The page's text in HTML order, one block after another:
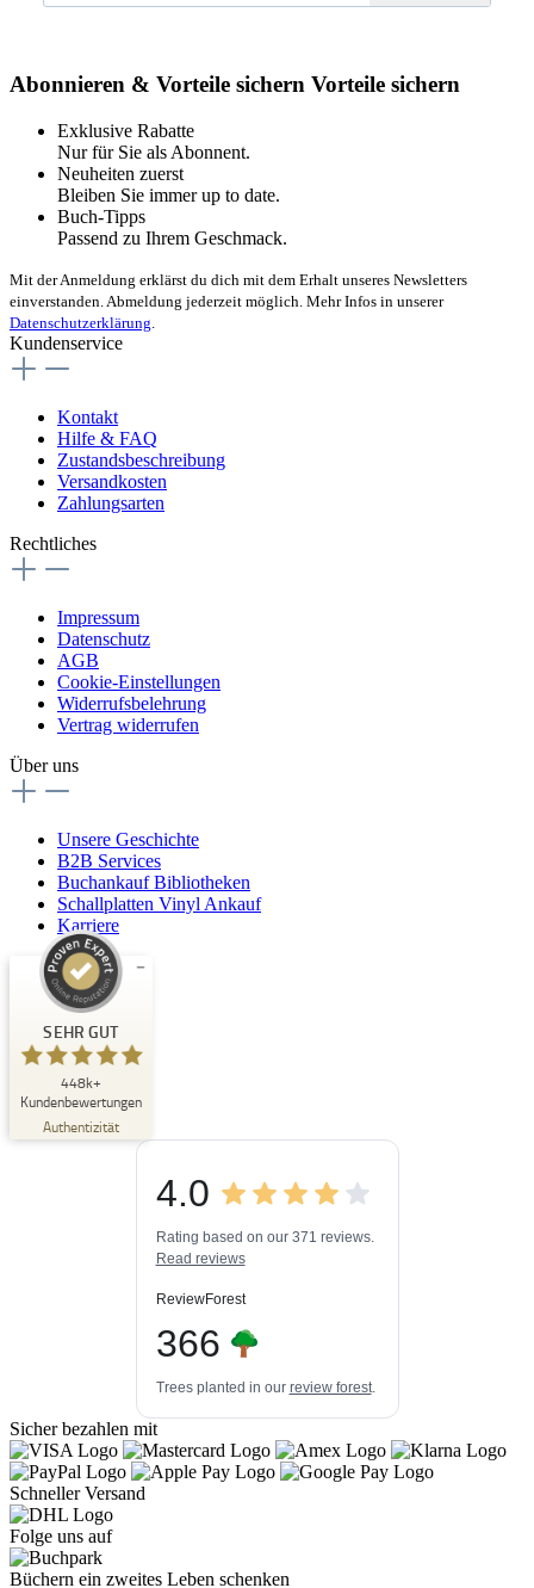
Abonnieren & Vorteile sichern Vorteile sichern
Exklusive Rabatte
Nur für Sie als Abonnent.
Neuheiten zuerst
Bleiben Sie immer up to date.
Buch-Tipps
Passend zu Ihrem Geschmack.
Mit der Anmeldung erklärst du dich mit dem Erhalt unseres Newsletters
einverstanden. Abmeldung jederzeit möglich. Mehr Infos in unserer
Datenschutzerklärung.
Kundenservice
Kontakt
Hilfe & FAQ
Zustandsbeschreibung
Versandkosten
Zahlungsarten
Rechtliches
Impressum
Datenschutz
AGB
Cookie-Einstellungen
Widerrufsbelehrung
Vertrag widerrufen
Über uns
Unsere Geschichte
B2B Services
Buchankauf Bibliotheken
Schallplatten Vinyl Ankauf
Karriere
SEHR GUT
448k+
Kundenbewertungen
Authentizität
Kundenbewertungen und Erfahrungen zu
SEHR GUT
4,84
/
5,00
3
ProvenExpert.com
Blick aufs ProvenExpert-Profil werfen
06.08.2026
4.0
Rating based on our 371 reviews.
Read reviews
ReviewForest
366
Trees planted in our review forest.
Sicher bezahlen mit
Schneller Versand
Folge uns auf
Büchern ein zweites Leben schenken